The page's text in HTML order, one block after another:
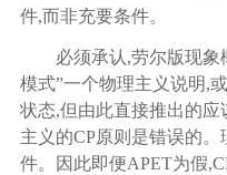
件,而非充要条件。
必须承认 ,劳尔版现象
模式”一个物理主义说明,
状态,但由此直接推出的
主义的CP原则是错误的
件。因此即便APET为假